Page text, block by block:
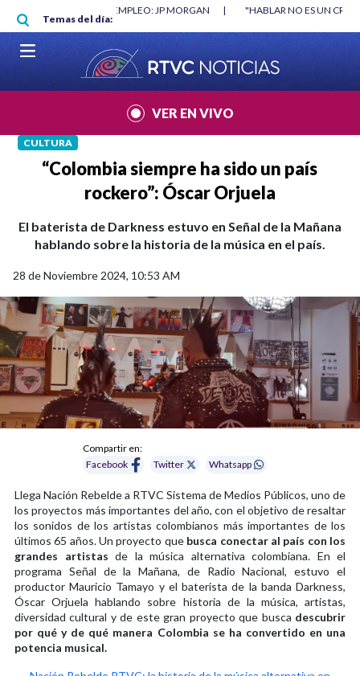
Pasar al contenido principal
Temas del día:
"HABLAR NO ES UN CRIMEN": CARTA DE BETO CORAL |
VER EN VIVO
CULTURA
“Colombia siempre ha sido un país
rockero”: Óscar Orjuela
El baterista de Darkness estuvo en Señal de la Mañana
hablando sobre la historia de la música en el país.
28 de Noviembre 2024, 10:53 AM
Compartir en:
Facebook
Twitter Whatsapp
Llega Nación Rebelde a RTVC Sistema de Medios Públicos, uno de
los proyectos más importantes del año, con el objetivo de resaltar
los sonidos de los artistas colombianos más importantes de los
últimos 65 años. Un proyecto que busca conectar al país con los
grandes artistas de la música alternativa colombiana. En el
programa Señal de la Mañana, de Radio Nacional, estuvo el
productor Mauricio Tamayo y el baterista de la banda Darkness,
Óscar Orjuela hablando sobre historia de la música, artistas,
diversidad cultural y de este gran proyecto que busca descubrir
por qué y de qué manera Colombia se ha convertido en una
potencia musical.